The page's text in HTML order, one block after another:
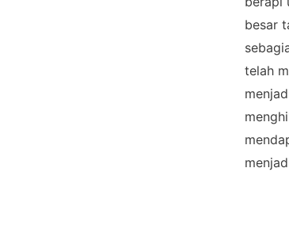
besar
telah